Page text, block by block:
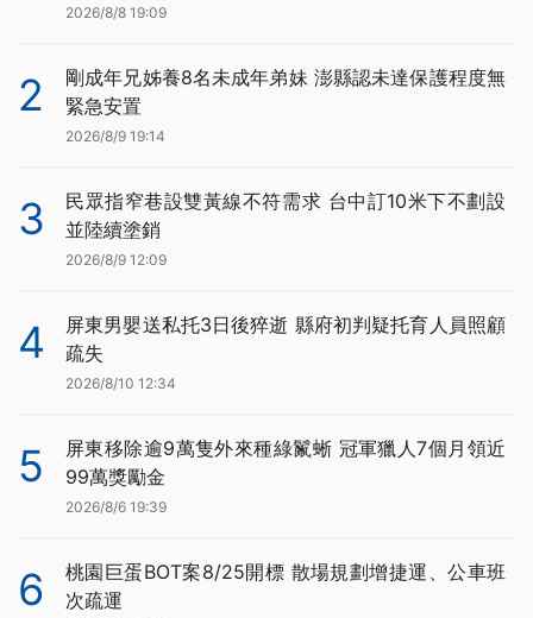
2026/8/8 19:09
2
剛成年兄姊養8名未成年弟妹 澎縣認未達保護程度無
緊急安置
2026/8/9 19:14
3
民眾指窄巷設雙黃線不符需求 台中訂10米下不劃設
並陸續塗銷
2026/8/9 12:09
4
屏東男嬰送私托3日後猝逝 縣府初判疑托育人員照顧
疏失
2026/8/10 12:34
5
屏東移除逾9萬隻外來種綠鬣蜥 冠軍獵人7個月領近
99萬獎勵金
2026/8/6 19:39
6
桃園巨蛋BOT案8/25開標 散場規劃增捷運、公車班
次疏運